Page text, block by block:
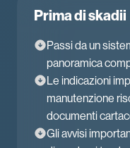
Prima di skadii
Passi da un
panoramica
Le indicazioni
manutenzione
documenti
Gli avvisi